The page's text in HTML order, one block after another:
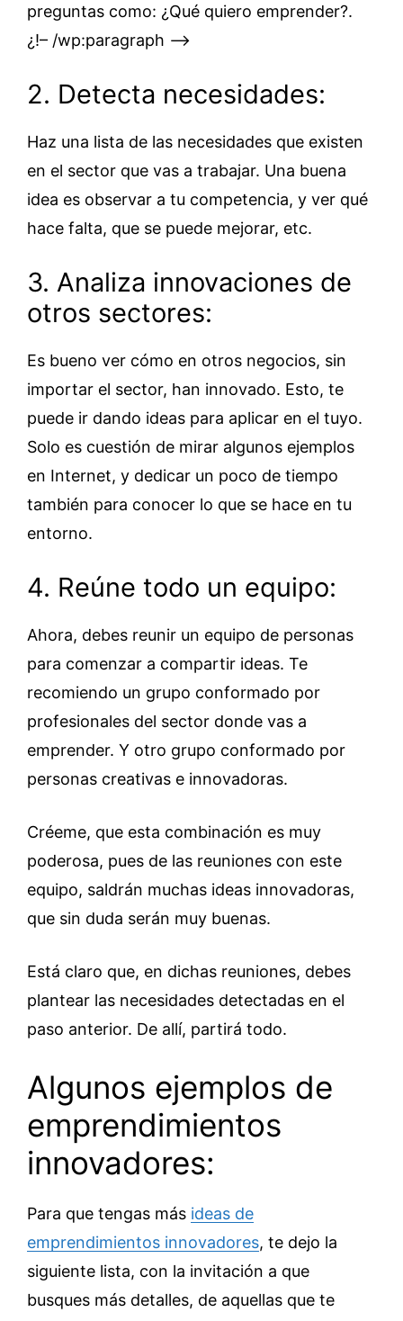
preguntas como: ¿Qué quiero emprender?.
¿!– /wp:paragraph –>
2. Detecta necesidades:
Haz una lista de las necesidades que existen
en el sector que vas a trabajar. Una buena
idea es observar a tu competencia, y ver qué
hace falta, que se puede mejorar, etc.
3. Analiza innovaciones de
otros sectores:
Es bueno ver cómo en otros negocios, sin
importar el sector, han innovado. Esto, te
puede ir dando ideas para aplicar en el tuyo.
Solo es cuestión de mirar algunos ejemplos
en Internet, y dedicar un poco de tiempo
también para conocer lo que se hace en tu
entorno.
4. Reúne todo un equipo:
Ahora, debes reunir un equipo de personas
para comenzar a compartir ideas. Te
recomiendo un grupo conformado por
profesionales del sector donde vas a
emprender. Y otro grupo conformado por
personas creativas e innovadoras.
Créeme, que esta combinación es muy
poderosa, pues de las reuniones con este
equipo, saldrán muchas ideas innovadoras,
que sin duda serán muy buenas.
Está claro que, en dichas reuniones, debes
plantear las necesidades detectadas en el
paso anterior. De allí, partirá todo.
Algunos ejemplos de
emprendimientos
innovadores:
Para que tengas más ideas de
emprendimientos innovadores, te dejo la
siguiente lista, con la invitación a que
busques más detalles, de aquellas que te